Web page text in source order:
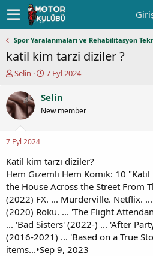
Spor Yaralanmaları ve Rehabilitasyon
katil kim tarzi diziler ?
K
n
u
y
b
a
ş
a
t
a
n
Selin
B
ş
a
ç
a
r
i
h
i
7 Eyl 2024
Selin
New member
7 Eyl 2024
Katil kim tarzı diziler?
Hem Gizemli Hem Komik: 10
the House Across the Street From
(2022) FX. ... Murderville. Netflix.
(2020) Roku. ... 'The Flight
... 'Bad Sisters' (2022-) ... 'After
(2016-2021) ... 'Based on a True
items...•Sep 9, 2023